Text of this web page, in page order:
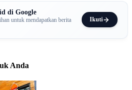
di Google
untuk mendapatkan berita
Ikuti
Anda